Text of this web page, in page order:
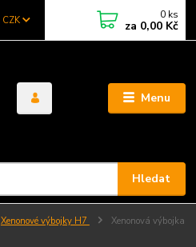
Menu
CZK
Hledat
0 ks
za 0,00 Kč
Xenonové výbojky H7
Xenonová výbojka